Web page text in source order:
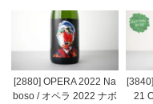
[2880] OPERA 2022 Na
boso / オペラ 2022 ナボ
21